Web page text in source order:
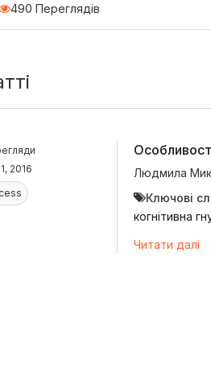
490 Переглядів
2016
Людмила
Ключові
когнітивна
Читати далі